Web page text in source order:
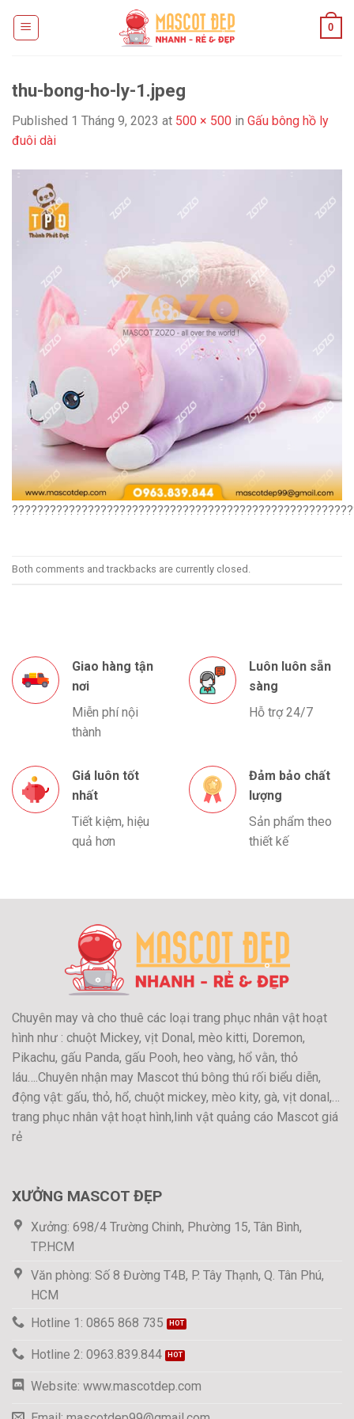
0
thu-bong-ho-ly-1.jpeg
Published 1 Tháng 9, 2023 at 500 × 500 in Gấu bông hồ ly
đuôi dài
Both comments and trackbacks are currently closed.
Giao hàng tận
nơi
Miễn phí nội
thành
Luôn luôn sẵn
sàng
Hỗ trợ 24/7
Giá luôn tốt
nhất
Tiết kiệm, hiệu
quả hơn
Đảm bảo chất
lượng
Sản phẩm theo
thiết kế
Chuyên may và cho thuê các loại trang phục nhân vật hoạt
hình như : chuột Mickey, vịt Donal, mèo kitti, Doremon,
Pikachu, gấu Panda, gấu Pooh, heo vàng, hổ vằn, thỏ
láu….Chuyên nhận may Mascot thú bông thú rối biểu diễn,
động vật: gấu, thỏ, hổ, chuột mickey, mèo kity, gà, vịt donal,…
trang phục nhân vật hoạt hình,linh vật quảng cáo Mascot giá
rẻ
XƯỞNG MASCOT ĐẸP
Xưởng: 698/4 Trường Chinh, Phường 15, Tân Bình,
TP.HCM
Văn phòng: Số 8 Đường T4B, P. Tây Thạnh, Q. Tân Phú,
HCM
Hotline 1: 0865 868 735
Hotline 2: 0963.839.844
Website: www.mascotdep.com